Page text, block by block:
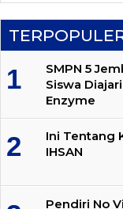
SMPN 5
Siswa
Enzyme
Ini Tentang
IHSAN
Pendiri No